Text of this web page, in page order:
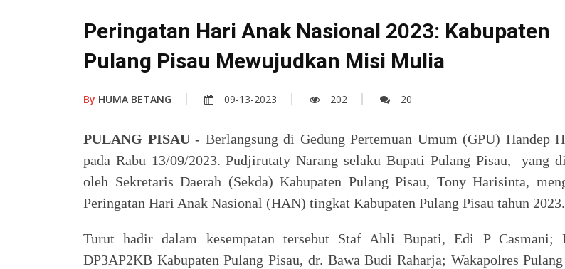
Peringatan Hari Anak Nasional 2023: Kabupaten
Pulang Pisau Mewujudkan Misi Mulia
By HUMA BETANG 09-13-2023 202 20
PULANG PISAU - Berlangsung di Gedung Pertemuan Umum (GPU) Handep
pada Rabu 13/09/2023. Pudjirutaty Narang selaku Bupati Pulang Pisau, yang
oleh Sekretaris Daerah (Sekda) Kabupaten Pulang Pisau, Tony Harisinta,
Peringatan Hari Anak Nasional (HAN) tingkat Kabupaten Pulang Pisau tahun 2023.
Turut hadir dalam kesempatan tersebut Staf Ahli Bupati, Edi P Casmani;
DP3AP2KB Kabupaten Pulang Pisau, dr. Bawa Budi Raharja; Wakapolres